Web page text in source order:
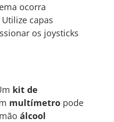
ocorra
capas
os joysticks
kit de
multímetro pode
álcool